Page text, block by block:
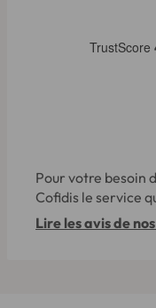
Pour votre besoin
Cofidis le service
Lire les avis de